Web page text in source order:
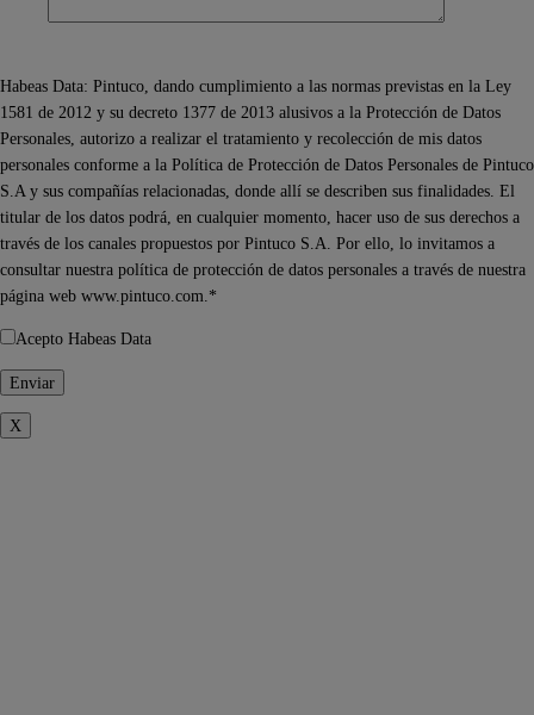
Habeas Data: Pintuco, dando cumplimiento a las normas previstas en la Ley
1581 de 2012 y su decreto 1377 de 2013 alusivos a la Protección de Datos
Personales, autorizo a realizar el tratamiento y recolección de mis datos
personales conforme a la Política de Protección de Datos Personales de Pintuco
S.A y sus compañías relacionadas, donde allí se describen sus finalidades. El
titular de los datos podrá, en cualquier momento, hacer uso de sus derechos a
través de los canales propuestos por Pintuco S.A. Por ello, lo invitamos a
consultar nuestra política de protección de datos personales a través de nuestra
página web www.pintuco.com.*
Acepto Habeas Data
X